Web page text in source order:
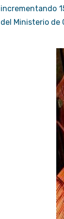
incrementando
del Ministerio de